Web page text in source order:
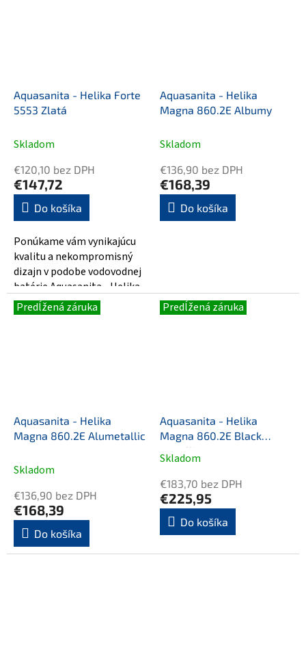
Aquasanita - Helika Forte
5553 Zlatá
Skladom
€120,10 bez DPH
€147,72
Do košíka
Ponúkame vám vynikajúcu
kvalitu a nekompromisný
dizajn v podobe vodovodnej
batérie Aquasanita - Helika
Forte 5553 Zlatá. Táto
moderná...
Aquasanita - Helika
Magna 860.2E Albumy
Skladom
€136,90 bez DPH
€168,39
Do košíka
Predĺžená záruka
Aquasanita - Helika
Magna 860.2E Alumetallic
Skladom
€136,90 bez DPH
€168,39
Do košíka
Predĺžená záruka
Aquasanita - Helika
Magna 860.2E Black
metallic
Priemerné
hodnotenie
produktu
je
5,0
z
5
Skladom
€183,70 bez DPH
€225,95
Do košíka